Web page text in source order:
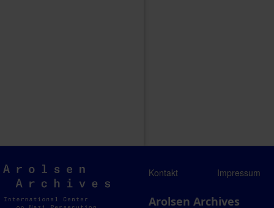
Arolsen
Archives
Kontakt Impressum
Arolsen Archives